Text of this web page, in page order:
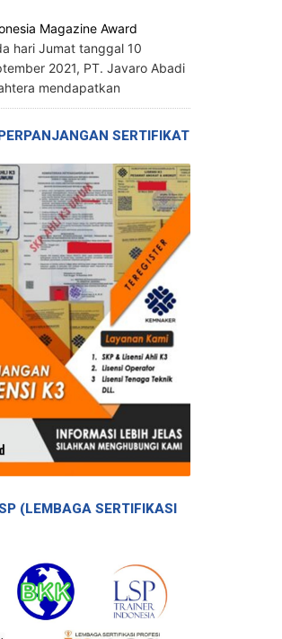
Magazine Award
hari Jumat tanggal 10
2021, PT. Javaro Abadi
mendapatkan
SERTIFIKAT
(LEMBAGA SERTIFIKASI